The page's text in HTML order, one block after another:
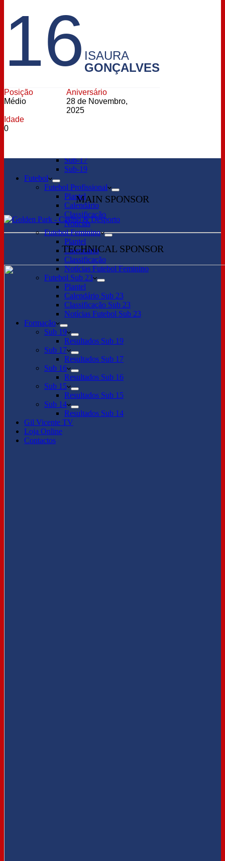
Descontos Exclusivos
Lugar Anual & Renovação
Inscrição de sócio
Pagamento de quotas
Bilheteira
Parceiros
Patrocinador Principal
Oficial Sponsor
ESports
Notícias
Profissional
Sub-17
Sub-19
Futebol
Futebol Profissional
Plantel
Calendário
Classificação
Notícias
Futebol Feminino
Plantel
Calendário
Classificação
Notícias Futebol Feminino
Futebol Sub 23
Plantel
Calendário Sub 23
Classificação Sub 23
Notícias Futebol Sub 23
Formação
Sub 19
Resultados Sub 19
Sub 17
Resultados Sub 17
Sub 16
Resultados Sub 16
Sub 15
Resultados Sub 15
Sub 14
Resultados Sub 14
Gil Vicente TV
Loja Online
Contactos
16 ISAURA
GONÇALVES
Posição
Médio
Aniversário
28 de Novembro,
2025
Idade
0
MAIN SPONSOR
TECHNICAL SPONSOR